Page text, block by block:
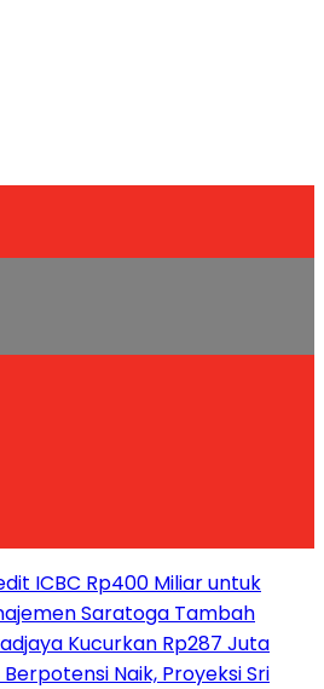
ICBC Rp400 Miliar untuk
Saratoga Tambah
Kucurkan Rp287 Juta
Naik, Proyeksi Sri